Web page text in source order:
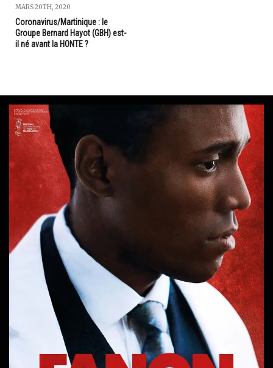
MARS 20TH, 2020
Coronavirus/Martinique : le
Groupe Bernard Hayot (GBH) est-
il né avant la HONTE ?